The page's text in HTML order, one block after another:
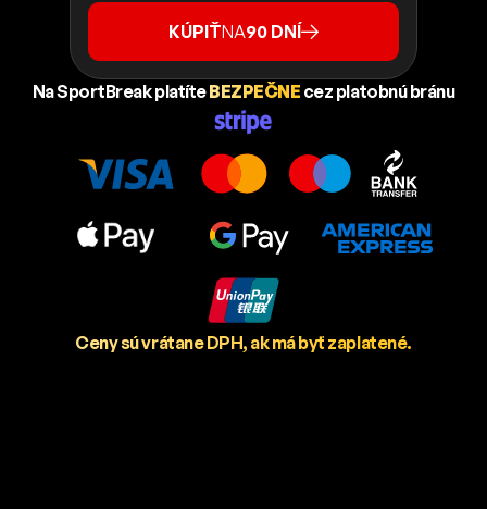
KÚPIŤNA90 DNÍ
Na SportBreak platíteBEZPEČNE cez platobnú bránu
Ceny sú vrátane DPH, ak má byť zaplatené.